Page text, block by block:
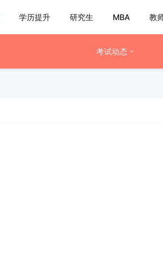
学历提升 研究生 MBA 教
考试动态